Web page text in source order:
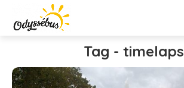
Tag - timelaps